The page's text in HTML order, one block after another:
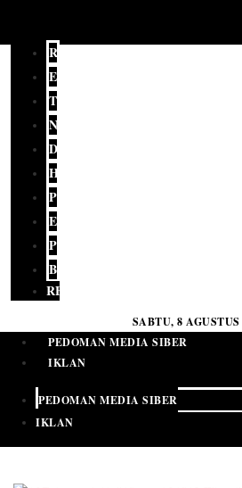
REDAKSI
EDITORIAL
TERKINI
NASIONAL
DAERAH
HUKUM
POLITIK
EKONOMI
PENDIDIKAN
BUDAYA
RELIGI
SABTU, 8 AGUSTUS
PEDOMAN MEDIA SIBER
IKLAN
PEDOMAN MEDIA SIBER
IKLAN